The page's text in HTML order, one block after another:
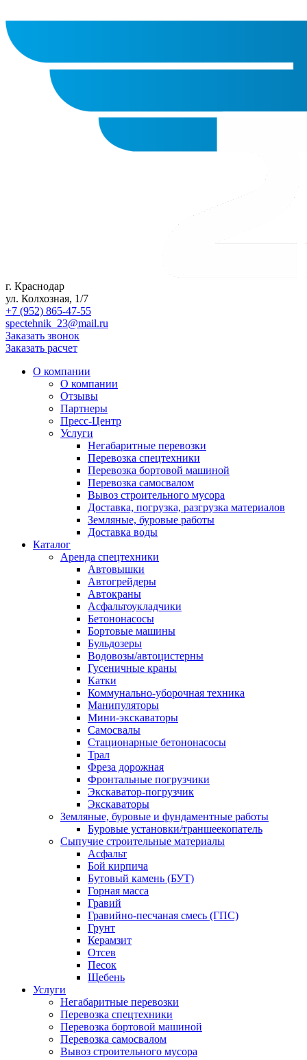
г. Краснодар
ул. Колхозная, 1/7
+7 (952) 865-47-55
spectehnik_23@mail.ru
Заказать звонок
Заказать расчет
О компании
О компании
Отзывы
Партнеры
Пресс-Центр
Услуги
Негабаритные перевозки
Перевозка спецтехники
Перевозка бортовой машиной
Перевозка самосвалом
Вывоз строительного мусора
Доставка, погрузка, разгрузка материалов
Земляные, буровые работы
Доставка воды
Каталог
Аренда спецтехники
Автовышки
Автогрейдеры
Автокраны
Асфальтоукладчики
Бетононасосы
Бортовые машины
Бульдозеры
Водовозы/автоцистерны
Гусеничные краны
Катки
Коммунально-уборочная техника
Манипуляторы
Мини-экскаваторы
Самосвалы
Стационарные бетононасосы
Трал
Фреза дорожная
Фронтальные погрузчики
Экскаватор-погрузчик
Экскаваторы
Земляные, буровые и фундаментные работы
Буровые установки/траншеекопатель
Сыпучие строительные материалы
Асфальт
Бой кирпича
Бутовый камень (БУТ)
Горная масса
Гравий
Гравийно-песчаная смесь (ГПС)
Грунт
Керамзит
Отсев
Песок
Щебень
Услуги
Негабаритные перевозки
Перевозка спецтехники
Перевозка бортовой машиной
Перевозка самосвалом
Вывоз строительного мусора